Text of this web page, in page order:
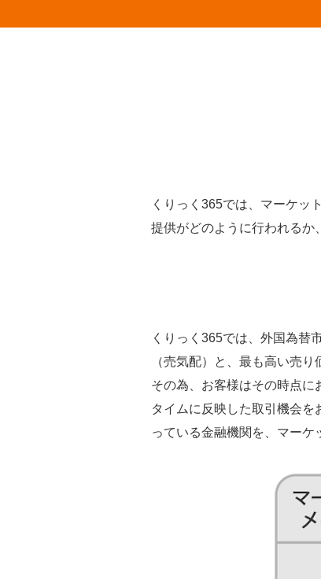
くりっく365では、マーケッ
提供がどのように行われるか
くりっく365では、外国為替
（売気配）と、最も高い売
その為、お客様はその時点
タイムに反映した取引機会
っている金融機関を、マーケ